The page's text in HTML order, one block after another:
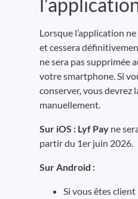
Lorsque l’application
et cessera
ne sera pas supprimée
votre smartphone. Si
conserver, vous devrez
manuellement.
Sur iOS : Lyf Pay ne
partir du 1er juin 2026.
Sur Android :
Si vous êtes client